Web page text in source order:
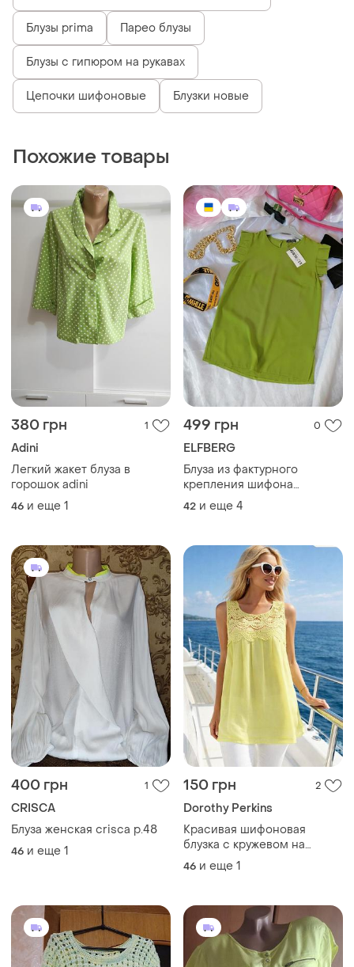
Блузы prima Парео блузы
Блузы с гипюром на рукавах
Цепочки шифоновые Блузки новые
Похожие товары
380 грн 1
Adini
Легкий жакет блуза в
горошок adini
46 и еще 1
499 грн 0
ELFBERG
Блуза из фактурного
крепления шифона
широкие рукава рюши
крылышки размеры от
пятидесяти цветов
фисташка салатный
42 и еще 4
400 грн 1
CRISCA
Блуза женская crisca р.48
46 и еще 1
150 грн 2
Dorothy Perkins
Красивая шифоновая
блузка с кружевом на
подкладке
46 и еще 1